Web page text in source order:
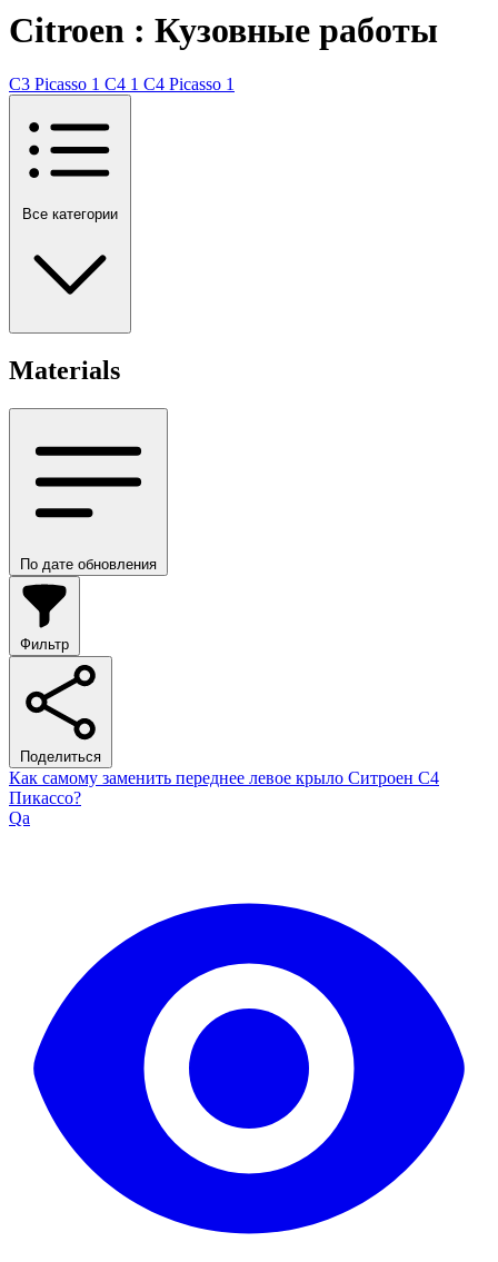
Citroen : Кузовные работы
C3 Picasso 1 C4 1 C4 Picasso 1
Все категории
Materials
По дате обновления
Фильтр
Поделиться
Как самому заменить переднее левое крыло Ситроен С4
Пикассо?
Qa